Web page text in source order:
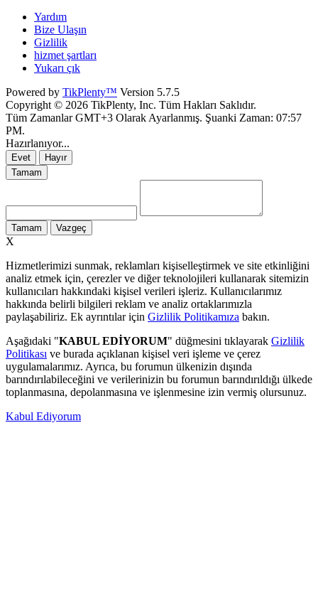
Yardım
Bize Ulaşın
Gizlilik
hizmet şartları
Yukarı çık
Powered by TikPlenty™ Version 5.7.5
Copyright © 2026 TikPlenty, Inc. Tüm Hakları Saklıdır.
Tüm Zamanlar GMT+3 Olarak Ayarlanmış. Şuanki Zaman: 07:57
PM.
Hazırlanıyor...
Evet
Hayır
Tamam
Tamam Vazgeç
X
Hizmetlerimizi sunmak, reklamları kişiselleştirmek ve site etkinliğini
analiz etmek için, çerezler ve diğer teknolojileri kullanarak sitemizin
kullanıcıları hakkındaki kişisel verileri işleriz. Kullanıcılarımız
hakkında belirli bilgileri reklam ve analiz ortaklarımızla
paylaşabiliriz. Ek ayrıntılar için Gizlilik Politikamıza bakın.
Aşağıdaki "KABUL EDİYORUM" düğmesini tıklayarak Gizlilik
Politikası ve burada açıklanan kişisel veri işleme ve çerez
uygulamalarımız. Ayrıca, bu forumun ülkenizin dışında
barındırılabileceğini ve verilerinizin bu forumun barındırıldığı ülkede
toplanmasına, depolanmasına ve işlenmesine izin vermiş olursunuz.
Kabul Ediyorum